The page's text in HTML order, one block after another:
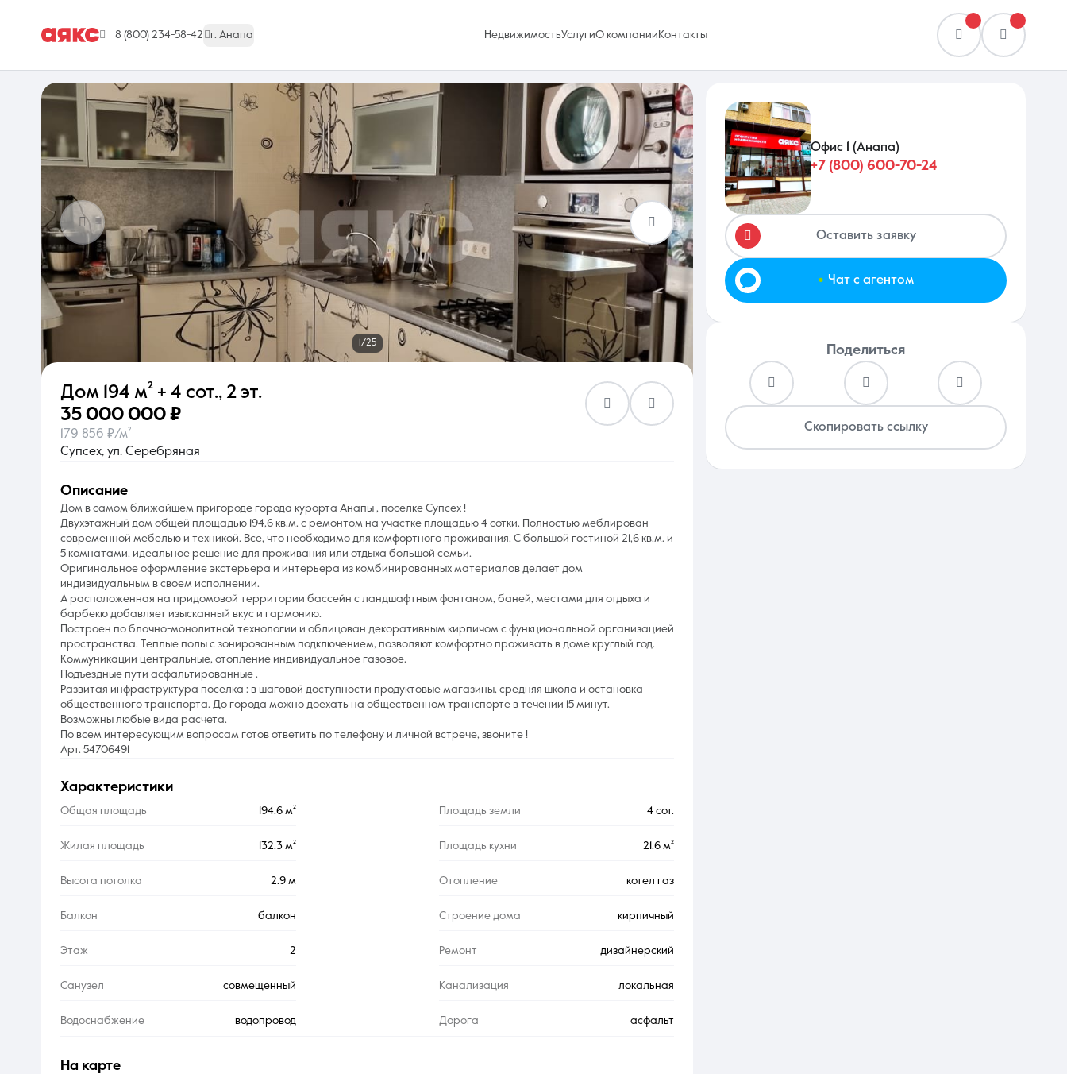
8 (800) 234-58-42 г. Анапа НедвижимостьУслугиО компании Контакты
г. Анапа
0 объявлений
Сравнение
0 объявлений
Недвижимость Услуги
О компании Контакты
8 (861) 297-00-00
Ежедневно с 08:30 до 20:00
1/25
Дом 194 м² + 4 сот., 2 эт.
35 000 000 ₽
179 856 ₽/м²
Супсех, ул. Серебряная
характеристики
Общая площадь 194.6 м² Площадь земли 4 сот.
Жилая площадь 132.3 м² Площадь кухни 21.6 м²
Высота потолка 2.9 м Отопление котел газ
Балкон балкон Строение дома кирпичный
Этаж 2 Ремонт дизайнерский
Санузел совмещенный Канализация локальная
Водоснабжение водопровод Дорога асфальт
описание
Дом в самом ближайшем пригороде города курорта Анапы , поселке Супсех !
Двухэтажный дом общей площадью 194,6 кв.м. с ремонтом на участке площадью 4 сотки. Полностью меблирован
современной мебелью и техникой. Все, что необходимо для комфортного проживания. С большой гостиной 21,6 кв.м. и
5 комнатами, идеальное решение для проживания или отдыха большой семьи.
Оригинальное оформление экстерьера и интерьера из комбинированных материалов делает дом
индивидуальным в своем исполнении.
А расположенная на придомовой территории бассейн с ландшафтным фонтаном, баней, местами для отдыха и
барбекю добавляет изысканный вкус и гармонию.
Построен по блочно-монолитной технологии и облицован декоративным кирпичом с функциональной организацией
пространства. Теплые полы с зонированным подключением, позволяют комфортно проживать в доме круглый год.
Коммуникации центральные, отопление индивидуальное газовое.
Подъездные пути асфальтированные .
Развитая инфраструктура поселка : в шаговой доступности продуктовые магазины, средняя школа и остановка
общественного транспорта. До города можно доехать на общественном транспорте в течении 15 минут.
Возможны любые вида расчета.
По всем интересующим вопросам готов ответить по телефону и личной встрече, звоните !
Арт. 54706491
на карте
Офис 1 (Анапа)
+7 (800) 600-70-24
Оставить заявку
. Чат с агентом
Поделиться
Скопировать ссылку